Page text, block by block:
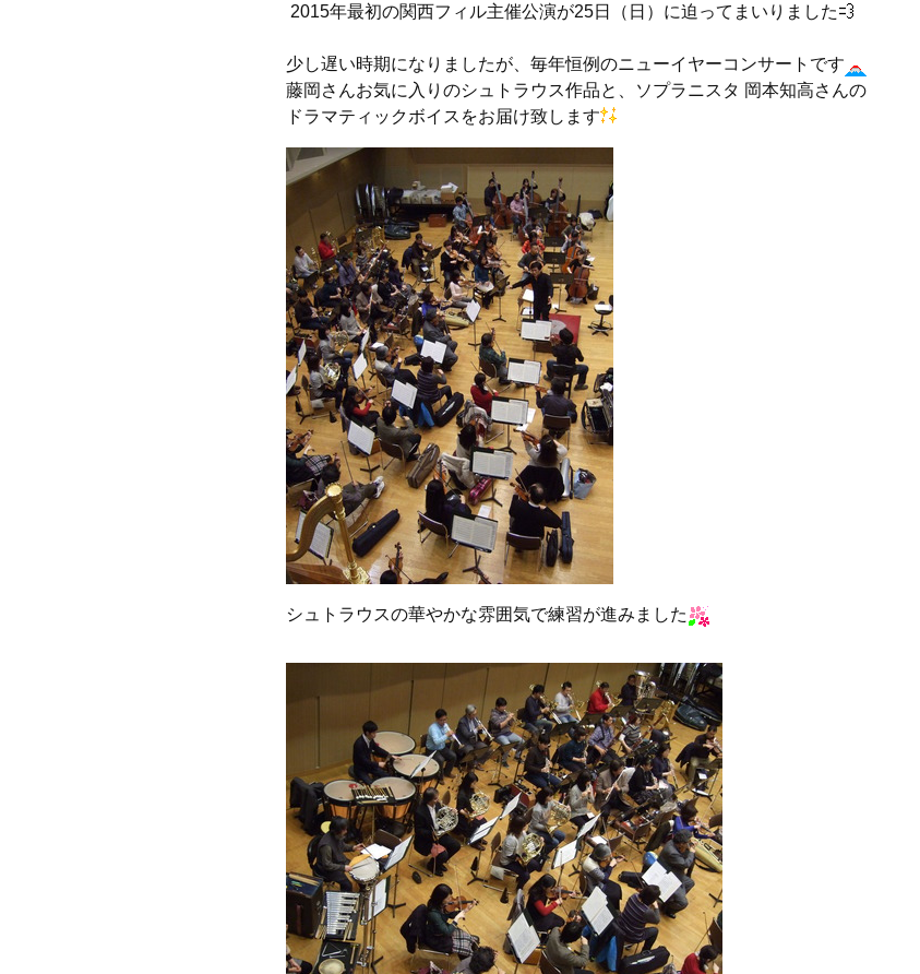
2015年最初の関西フィル主催公演が25日（日）に迫ってまいりました
少し遅い時期になりましたが、毎年恒例のニューイヤーコンサートです
藤岡さんお気に入りのシュトラウス作品と、ソプラニスタ 岡本知高さんの
ドラマティックボイスをお届け致します
シュトラウスの華やかな雰囲気で練習が進みました